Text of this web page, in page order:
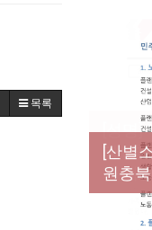
목록
[성명]
라 :
과 재
[산별
원충
[강릉,
모
[조합
규직
[본부